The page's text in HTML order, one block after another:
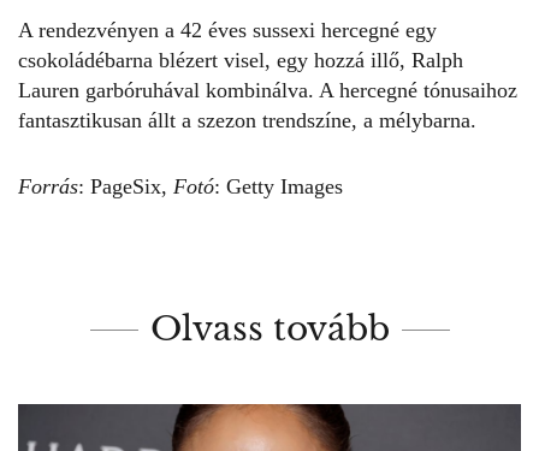
A rendezvényen a 42 éves sussexi hercegné egy
csokoládébarna blézert visel, egy hozzá illő, Ralph
Lauren garbóruhával kombinálva. A hercegné tónusaihoz
fantasztikusan állt a szezon trendszíne, a mélybarna.
Forrás: PageSix, Fotó: Getty Images
Olvass tovább